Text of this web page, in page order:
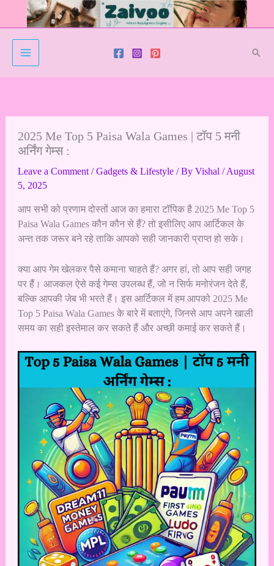
2025 Me Top 5 Paisa Wala Games | टॉप 5 मनी
अर्निंग गेम्स :
Leave a Comment /Gadgets & Lifestyle/ By Vishal /August
5, 2025
आप सभी को प्रणाम दोस्तों आज का हमारा टॉपिक है 2025 Me Top 5
Paisa Wala Games कौन कौन से हैं? तो इसीलिए आप आर्टिकल के
अन्त तक जरूर बने रहे ताकि आपको सही जानकारी प्राप्त हो सके।
क्या आप गेम खेलकर पैसे कमाना चाहते हैं? अगर हां, तो आप सही जगह
पर हैं। आजकल ऐसे कई गेम्स उपलब्ध हैं, जो न सिर्फ मनोरंजन देते हैं,
बल्कि आपकी जेब भी भरते हैं। इस आर्टिकल में हम आपको 2025 Me
Top 5 Paisa Wala Games के बारे में बताएंगे, जिनसे आप अपने खाली
समय का सही इस्तेमाल कर सकते हैं और अच्छी कमाई कर सकते हैं।